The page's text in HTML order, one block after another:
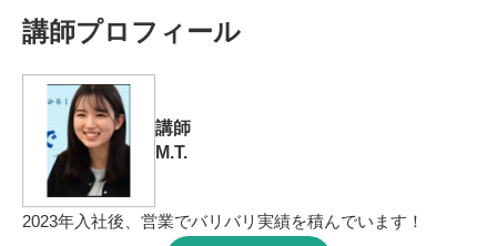
講師プロフィール
講師
M.T.
2023年入社後、営業でバリバリ実績を積んでいます！